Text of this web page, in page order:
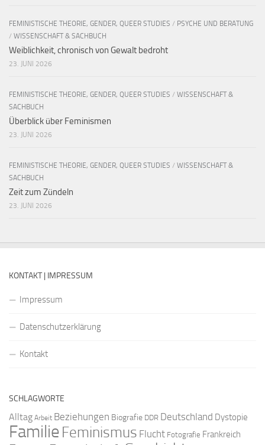
FEMINISTISCHE THEORIE, GENDER, QUEER STUDIES / PSYCHE UND BERATUNG
/ WISSENSCHAFT & SACHBUCH
Weiblichkeit, chronisch von Gewalt bedroht
23. JUNI 2026
FEMINISTISCHE THEORIE, GENDER, QUEER STUDIES / WISSENSCHAFT &
SACHBUCH
Überblick über Feminismen
23. JUNI 2026
FEMINISTISCHE THEORIE, GENDER, QUEER STUDIES / WISSENSCHAFT &
SACHBUCH
Zeit zum Zündeln
23. JUNI 2026
KONTAKT | IMPRESSUM
Impressum
Datenschutzerklärung
Kontakt
SCHLAGWORTE
Alltag Arbeit Beziehungen Biografie DDR Deutschland Dystopie
FamilieFeminismus Flucht Fotografie Frankreich